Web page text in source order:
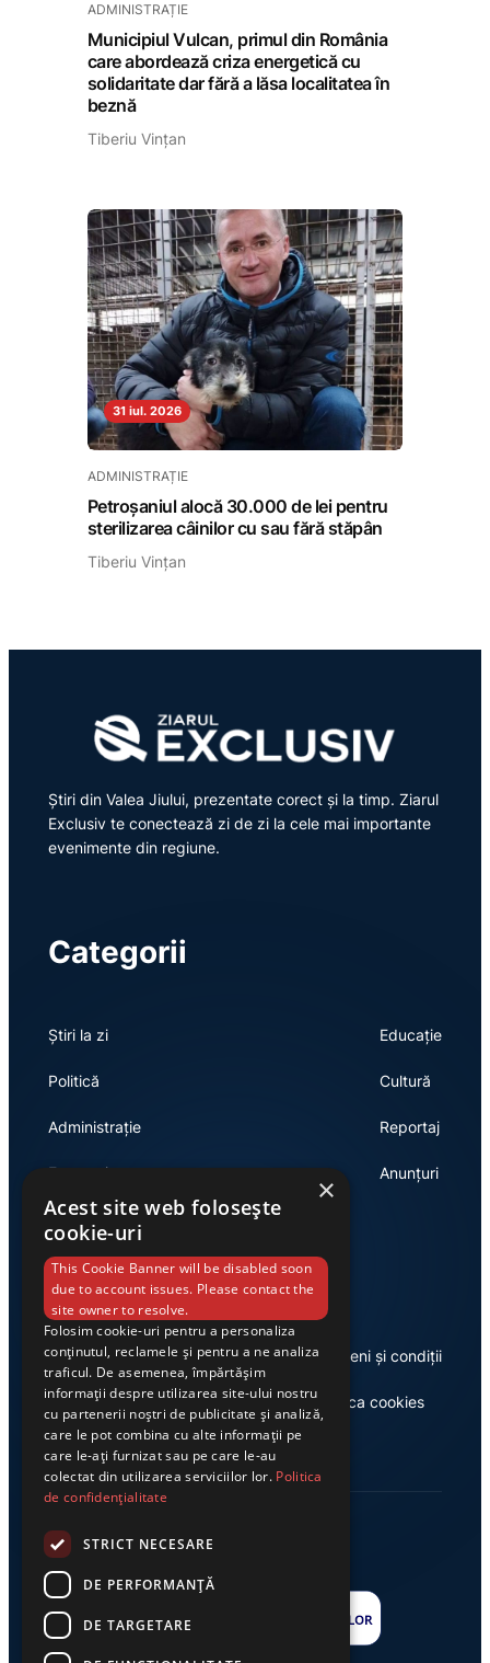
ADMINISTRAȚIE
Municipiul Vulcan, primul din România
care abordează criza energetică cu
solidaritate dar fără a lăsa localitatea în
beznă
Tiberiu Vințan
31 iul. 2026
ADMINISTRAȚIE
Petroșaniul alocă 30.000 de lei pentru
sterilizarea câinilor cu sau fără stăpân
Tiberiu Vințan
Știri din Valea Jiului, prezentate corect și la timp. Ziarul
Exclusiv te conectează zi de zi la cele mai importante
evenimente din regiune.
Categorii
Știri la zi
Politică
Administrație
Economie
Educație
Cultură
Reportaj
Anunțuri
Link-uri utile
Despre noi
Casa de editură Exclusiv
Termeni și condiții
Politica cookies
×
Acest site web folosește
cookie-uri
This Cookie Banner will be disabled soon
due to account issues. Please contact the
site owner to resolve.
Folosim cookie-uri pentru a personaliza
conținutul, reclamele și pentru a ne analiza
traficul. De asemenea, împărtășim
informații despre utilizarea site-ului nostru
cu partenerii noștri de publicitate și analiză,
care le pot combina cu alte informații pe
care le-ați furnizat sau pe care le-au
colectat din utilizarea serviciilor lor. Politica
de confidențialitate
STRICT NECESARE
DE PERFORMANȚĂ
DE TARGETARE